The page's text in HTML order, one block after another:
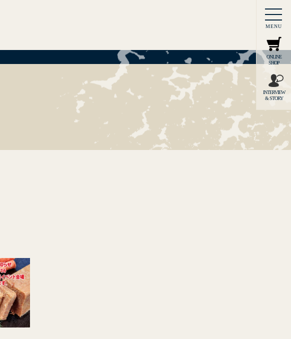
MENU
ONLINE
SHOP
INTERVIEW
& STORY